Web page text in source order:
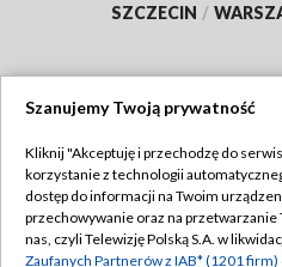
SZCZECIN /
Abonament TVP
Emisja w TVP
Szanujemy Twoją prywatność
Kliknij "Akceptuję i przechodzę do
korzystanie z technologii
dostęp do informacji na Twoim
przechowywanie oraz na przetwarzanie
nas, czyli Telewizję Polską S.A. w
Zaufanych Partnerów z IAB* (1201 firm)